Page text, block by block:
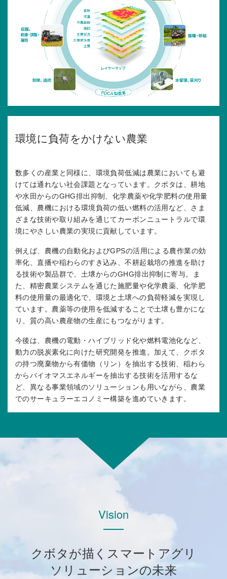
環境に負荷をかけない農業
数多くの産業と同様に、環境負荷低減は農業においても避
けては通れない社会課題となっています。クボタは、耕地
や水田からのGHG排出抑制、化学農薬や化学肥料の使用量
低減、農機における環境負荷の低い燃料の活用など、さま
ざまな技術や取り組みを通じてカーボンニュートラルで環
境にやさしい農業の実現に貢献しています。
例えば、農機の自動化およびGPSの活用による農作業の効
率化、直播や稲わらのすき込み、不耕起栽培の推進を助け
る技術や製品群で、土壌からのGHG排出抑制に寄与。ま
た、精密農業システムを通じた施肥量や化学農薬、化学肥
料の使用量の最適化で、環境と土壌への負荷軽減を実現し
ています。農薬等の使用を低減することで土壌も豊かにな
り、質の高い農産物の生産にもつながります。
今後は、農機の電動・ハイブリッド化や燃料電池化など、
動力の脱炭素化に向けた研究開発を推進。加えて、クボタ
の持つ廃棄物から有価物（リン）を抽出する技術、稲わら
からバイオマスエネルギーを抽出する技術を活用するな
ど、異なる事業領域のソリューションも用いながら、農業
でのサーキュラーエコノミー構築を進めていきます。
Vision
クボタが描くスマートアグリ
ソリューションの未来